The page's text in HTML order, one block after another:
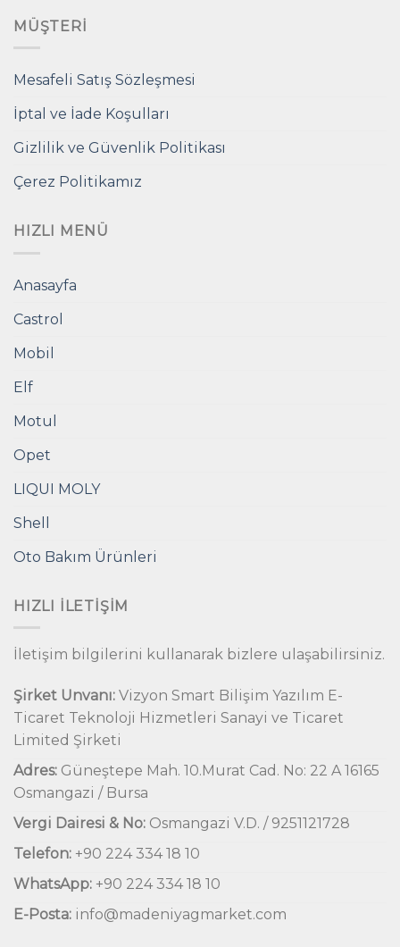
MÜŞTERI
Mesafeli Satış Sözleşmesi
İptal ve İade Koşulları
Gizlilik ve Güvenlik Politikası
Çerez Politikamız
HIZLI MENÜ
Anasayfa
Castrol
Mobil
Elf
Motul
Opet
LIQUI MOLY
Shell
Oto Bakım Ürünleri
HIZLI İLETIŞIM
İletişim bilgilerini kullanarak bizlere ulaşabilirsiniz.
Şirket Unvanı: Vizyon Smart Bilişim Yazılım E-
Ticaret Teknoloji Hizmetleri Sanayi ve Ticaret
Limited Şirketi
Adres: Güneştepe Mah. 10.Murat Cad. No: 22 A 16165
Osmangazi / Bursa
Vergi Dairesi & No: Osmangazi V.D. / 9251121728
Telefon: +90 224 334 18 10
WhatsApp: +90 224 334 18 10
E-Posta: info@madeniyagmarket.com